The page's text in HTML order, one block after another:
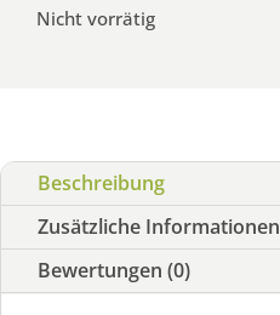
Nicht vorrätig
Beschreibung
Zusätzliche Informationen
Bewertungen (0)